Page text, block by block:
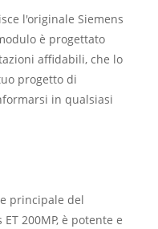
l'originale Siemens
è progettato
affidabili, che lo
progetto di
in qualsiasi
principale del
200MP, è potente e